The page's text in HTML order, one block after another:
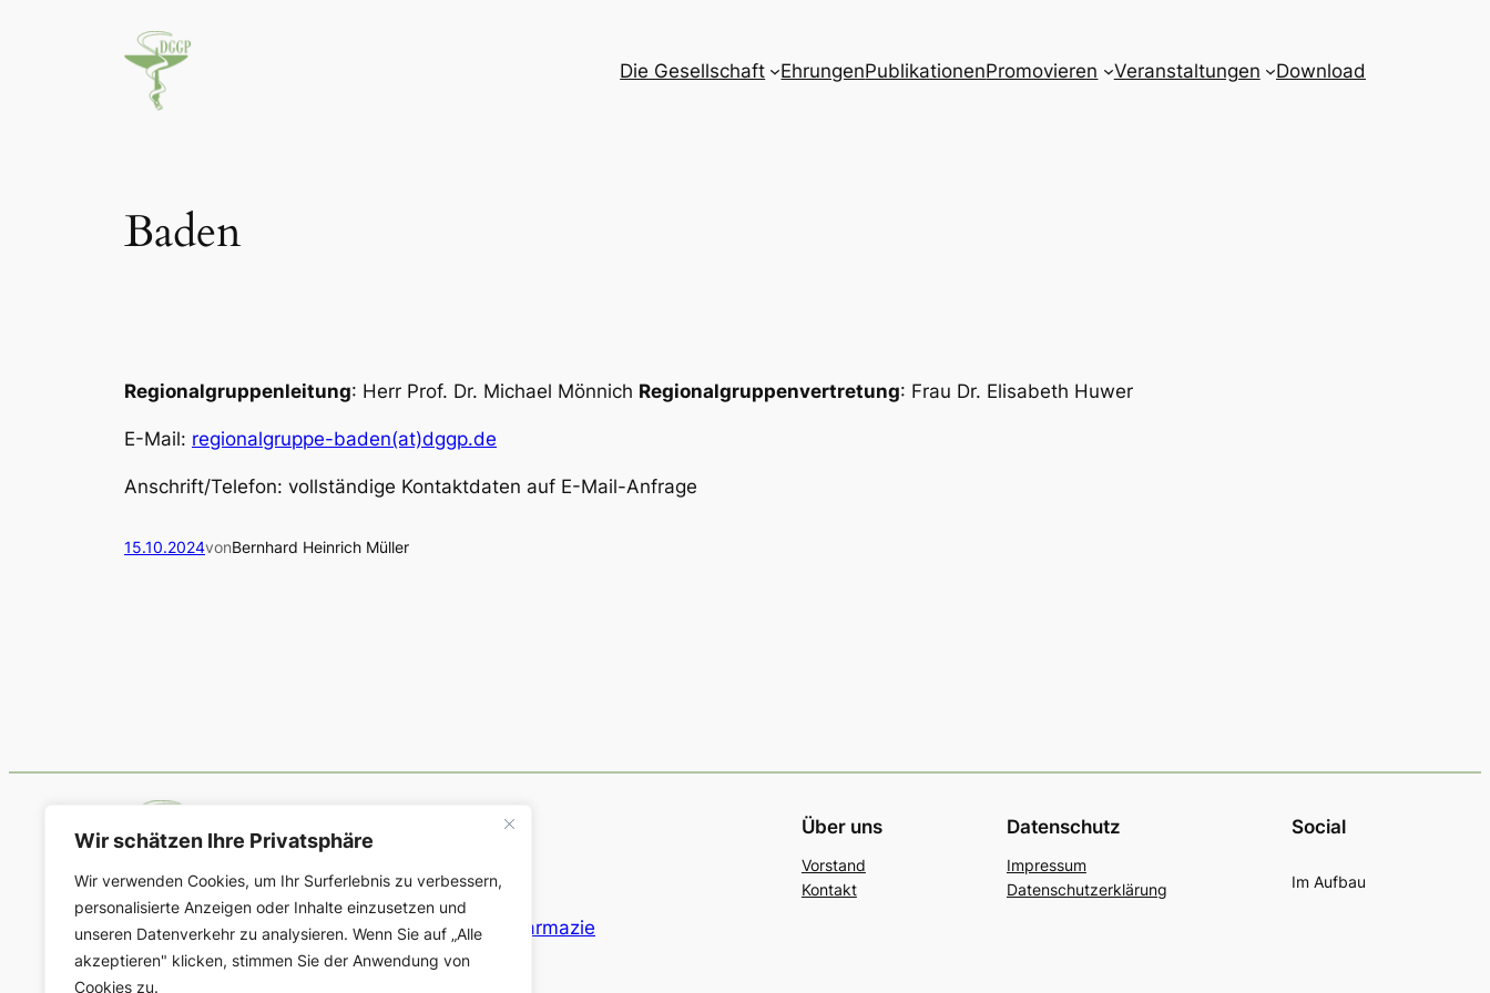
Wir schätzen Ihre Privatsphäre
Wir verwenden Cookies, um Ihr Surferlebnis zu verbessern,
personalisierte Anzeigen oder Inhalte einzusetzen und
unseren Datenverkehr zu analysieren. Wenn Sie auf „Alle
akzeptieren" klicken, stimmen Sie der Anwendung von
Cookies zu.
Die Gesellschaft EhrungenPublikationenPromovieren Veranstaltungen Download
Baden
Regionalgruppenleitung: Herr Prof. Dr. Michael Mönnich Regionalgruppenvertretung: Frau Dr. Elisabeth Huwer
E-Mail: regionalgruppe-baden(at)dggp.de
Anschrift/Telefon: vollständige Kontaktdaten auf E-Mail-Anfrage
15.10.2024vonBernhard Heinrich Müller
Deutsche Gesellschaft für Geschichte der Pharmazie
Über uns
Vorstand
Kontakt
Datenschutz
Impressum
Datenschutzerklärung
Social
Im Aufbau